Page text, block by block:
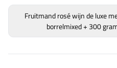
Fruitmand rosé wijn de luxe
borrelmixed + 300